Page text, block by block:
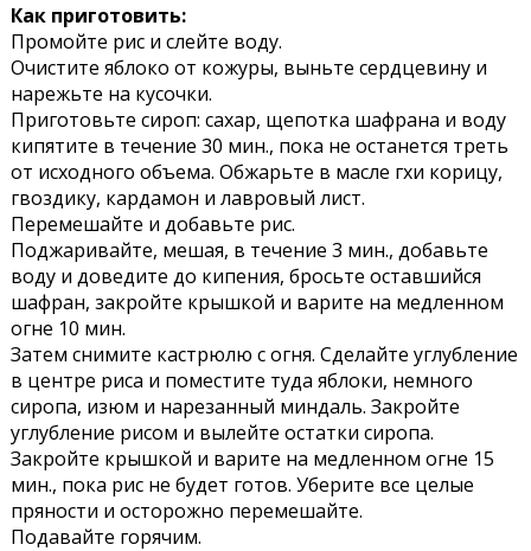
Как приготовить:
Промойте рис и слейте воду.
Очистите яблоко от кожуры, выньте сердцевину и
нарежьте на кусочки.
Приготовьте сироп: сахар, щепотка шафрана и воду
кипятите в течение 30 мин., пока не останется треть
от исходного объема. Обжарьте в масле гхи корицу,
гвоздику, кардамон и лавровый лист.
Перемешайте и добавьте рис.
Поджаривайте, мешая, в течение 3 мин., добавьте
воду и доведите до кипения, бросьте оставшийся
шафран, закройте крышкой и варите на медленном
огне 10 мин.
Затем снимите кастрюлю с огня. Сделайте углубление
в центре риса и поместите туда яблоки, немного
сиропа, изюм и нарезанный миндаль. Закройте
углубление рисом и вылейте остатки сиропа.
Закройте крышкой и варите на медленном огне 15
мин., пока рис не будет готов. Уберите все целые
пряности и осторожно перемешайте.
Подавайте горячим.